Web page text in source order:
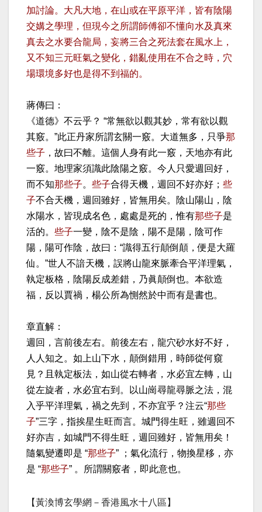
加討論。大凡大地，在山或在平原平洋，皆有陰陽
交媾之學理，但現今之所謂師傅卻不懂向水及真來
真去之水要合龍局，妄將三合之死法套在風水上，
又不知三元旺氣之變化，錯亂使用在不合之時，穴
場環境多好也是得不到福的。
蔣傳曰：
《道德》不云乎？ “常無欲以觀其妙，常有欲以觀
其竅。”此正丹家所謂玄關一竅。大道無多，只爭那
些子 ，故曰不離。這個人身有此一竅，天地亦有此
一竅。地理家須識此陰陽之竅。今人只愛週回好，
而不知那些子。 些子合得天機，週回不好亦好； 些
子不合天機，週回雖好，皆無用矣。陰山陽山，陰
水陽水，皆現成名色，處處是死的，惟有那些子是
活的。 些子一變，陰不是陰，陽不是陽，陰可作
陽，陽可作陰，故曰：“識得五行顛倒顛，便是大羅
仙。”世人不諳天機，誤將山龍來脈牽合平洋理氣，
執定板格，陰陽反成差錯，乃眞顛倒也。本欲造
福，反以賈禍，楊公所為惻然於中而有是書也。
章直解：
週回，言前後左右。前後左右，龍穴砂水好不好，
人人知之。如上山下水，顛倒錯用，時師從何窺
見？且執定板法，如山從右轉者，水必宜左轉，山
從左旋者，水必宜右到。以山崗尋龍尋脈之法，混
入乎平洋理氣，禍之先到，不亦宜乎？注云“那些
子”三字，指挨星生旺而言。城門得生旺，雖週回不
好亦吉，如城門不得生旺，週回雖好，皆無用矣！
隨氣變遷即是 “那些子” ；氣化流行，物換星移，亦
是 “那些子” 。所謂關竅者，即此意也。
【黃渙博玄學網－香港風水十八區】